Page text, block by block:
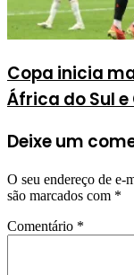
Copa inicia
África do Sul
Deixe um
O seu endereço de e-
são marcados com *
Comentário *